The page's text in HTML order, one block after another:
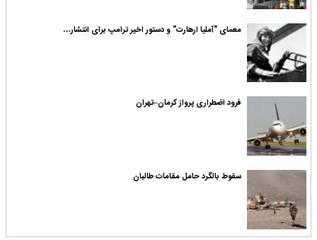
معمای "آملیا ارهارت" و دستور اخیر ترامپ برای انتشار…
فرود اضطراری پرواز کرمان–تهران
سقوط بالگرد حامل مقامات طالبان